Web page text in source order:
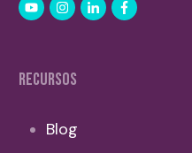
RECURSOS
Blog